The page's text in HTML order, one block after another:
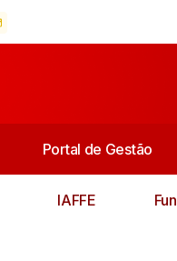
Portal de Gestão
IAFFE